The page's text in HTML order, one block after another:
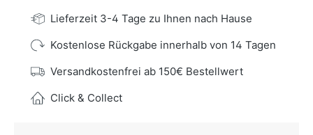
Lieferzeit 3-4 Tage zu Ihnen nach Hause
Kostenlose Rückgabe innerhalb von 14 Tagen
Versandkostenfrei ab 150€ Bestellwert
Click & Collect